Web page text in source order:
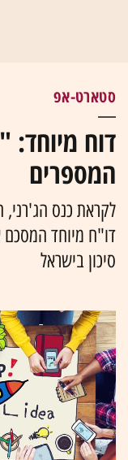
סטארט-אפ
דוח
המספרים
דו"ח מיוחד המסכם
סיכון בישראל